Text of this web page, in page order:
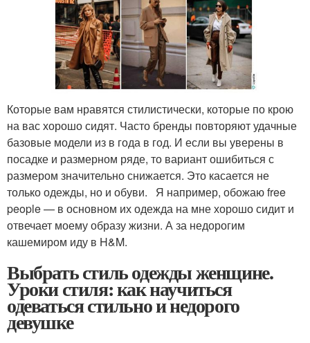
Которые вам нравятся стилистически, которые по крою
на вас хорошо сидят. Часто бренды повторяют удачные
базовые модели из в года в год. И если вы уверены в
посадке и размерном ряде, то вариант ошибиться с
размером значительно снижается. Это касается не
только одежды, но и обуви. Я например, обожаю free
people — в основном их одежда на мне хорошо сидит и
отвечает моему образу жизни. А за недорогим
кашемиром иду в H&M.
Выбрать стиль одежды женщине.
Уроки стиля: как научиться
одеваться стильно и недорого
девушке